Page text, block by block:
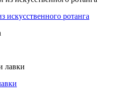
искусственного ротанга